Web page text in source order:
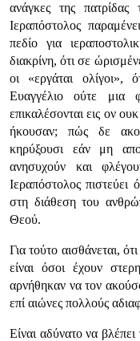
ανάγκες της
Ιεραπόστολος
πεδίο για
διακρίνη, ότι σε
οι «εργάται ολίγοι»,
Ευαγγέλιο ούτε μια
επικαλέσονται εις ον
ήκουσαν; πώς δε
κηρύξουσι εάν μη
ανησυχούν και
Ιεραπόστολος πιστεύει
στη διάθεση του
Θεού.
Για τούτο αισθάνεται,
είναι όσοι έχουν
αρνήθηκαν να τον
επί αιώνες πολλούς
Είναι αδύνατο να